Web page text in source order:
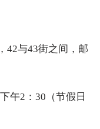
42与43街之间，邮
午2：30（节假日